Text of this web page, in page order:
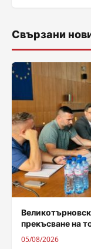
Свързани
прекъсване на
05/08/2026